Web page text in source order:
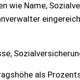
wie Name,
als